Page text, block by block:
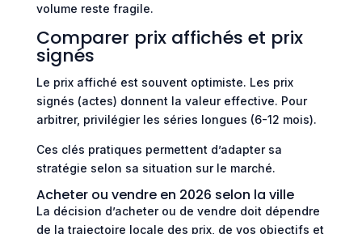
volume reste fragile.
Comparer prix affichés et prix
signés
Le prix affiché est souvent optimiste. Les prix
signés (actes) donnent la valeur effective. Pour
arbitrer, privilégier les séries longues (6-12 mois).
Ces clés pratiques permettent d’adapter sa
stratégie selon sa situation sur le marché.
Acheter ou vendre en 2026 selon la ville
La décision d’acheter ou de vendre doit dépendre
de la trajectoire locale des prix, de vos objectifs et